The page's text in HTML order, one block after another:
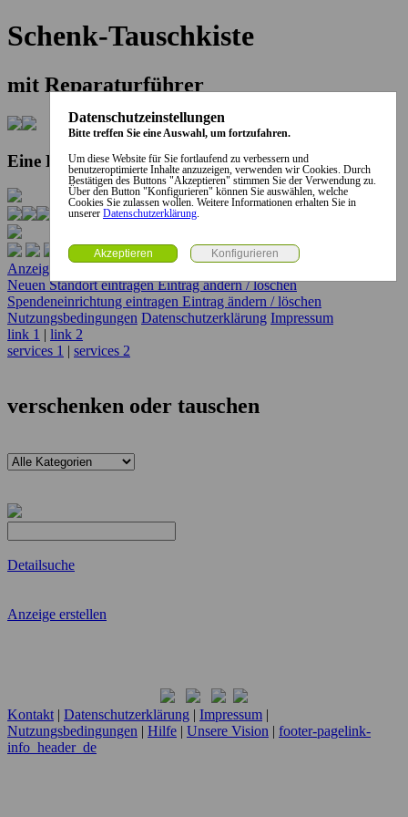
Schenk-Tauschkiste
mit Reparaturführer
Eine Kooperation der Stadt und des Landkreises...
Anzeige erstellen
Neuen Standort eintragenEintrag ändern / löschen
Spendeneinrichtung eintragen Eintrag ändern / löschen
Nutzungsbedingungen Datenschutzerklärung Impressum
link 1 | link 2
services 1 | services 2
verschenken oder tauschen
Detailsuche
Anzeige erstellen
Kontakt | Datenschutzerklärung | Impressum |
Nutzungsbedingungen | Hilfe | Unsere Vision | footer-pagelink-
info_header_de
Datenschutzeinstellungen
Bitte treffen Sie eine Auswahl, um fortzufahren.
Um diese Website für Sie fortlaufend zu verbessern und
benutzeroptimierte Inhalte anzuzeigen, verwenden wir Cookies. Durch
Bestätigen des Buttons "Akzeptieren" stimmen Sie der Verwendung zu.
Über den Button "Konfigurieren" können Sie auswählen, welche
Cookies Sie zulassen wollen. Weitere Informationen erhalten Sie in
unserer Datenschutzerklärung.